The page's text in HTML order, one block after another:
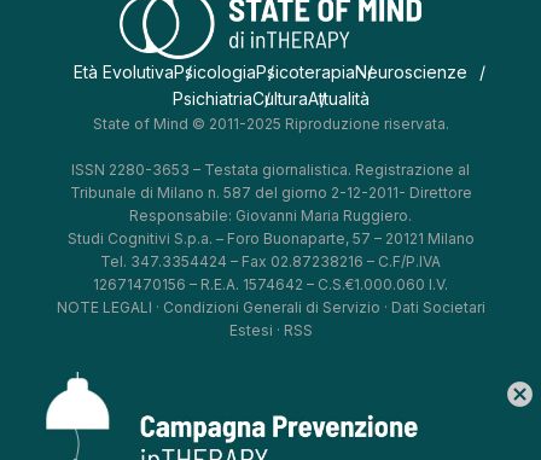
Età EvolutivaPsicologiaPsicoterapiaNeuroscienze
PsichiatriaCulturaAttualità
State of Mind © 2011-2025 Riproduzione riservata.
ISSN 2280-3653 – Testata giornalistica. Registrazione al
Tribunale di Milano n. 587 del giorno 2-12-2011- Direttore
Responsabile: Giovanni Maria Ruggiero.
Studi Cognitivi S.p.a. – Foro Buonaparte, 57 – 20121 Milano
Tel. 347.3354424 – Fax 02.87238216 – C.F/P.IVA
12671470156 – R.E.A. 1574642 – C.S.€1.000.060 I.V.
NOTE LEGALI · Condizioni Generali di Servizio · Dati Societari
Estesi · RSS
Aggiorna le tue preferenze–
** **
cancel